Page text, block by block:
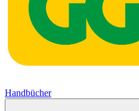
Handbücher